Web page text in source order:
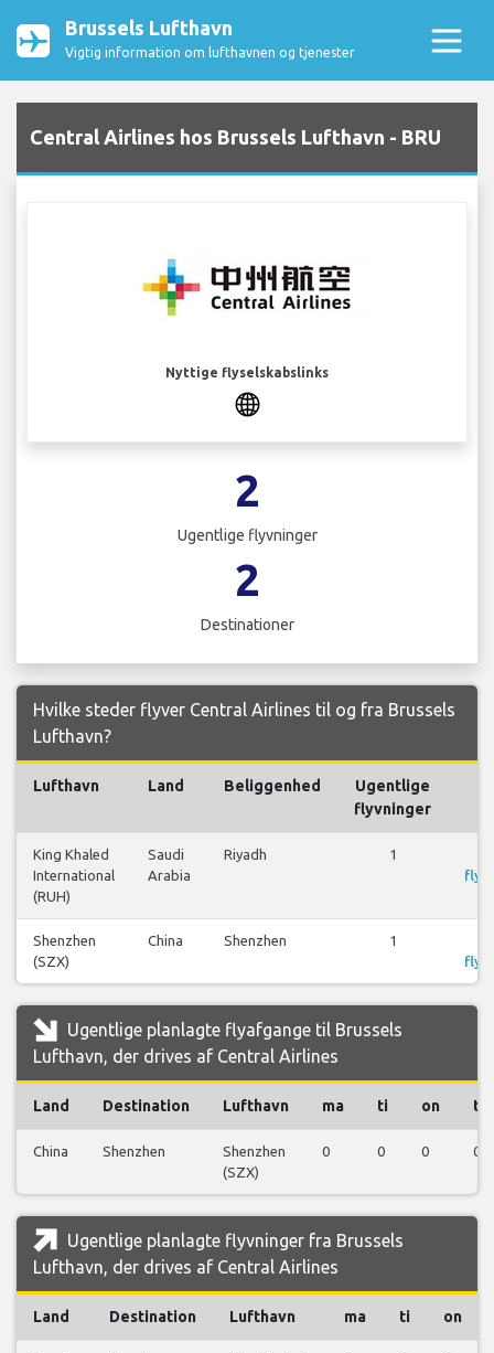
Brussels Lufthavn
Vigtig information om lufthavnen og tjenester
Central Airlines hos Brussels Lufthavn - BRU
Nyttige flyselskabslinks
2
Ugentlige flyvninger
2
Destinationer
Hvilke steder flyver Central Airlines til og fra Brussels
Lufthavn?
Lufthavn Land Beliggenhed
Ugentlige
flyvninger
King Khaled
International
(RUH)
Saudi
Arabia
Riyadh 1
Shenzhen
(SZX)
China Shenzhen 1
Ugentlige planlagte flyafgange til Brussels
Lufthavn, der drives af Central Airlines
Land Destination Lufthavn ma ti on to
China Shenzhen
Shenzhen
(SZX)
0 0 0 0
Ugentlige planlagte flyvninger fra Brussels
Lufthavn, der drives af Central Airlines
Land Destination Lufthavn ma ti on